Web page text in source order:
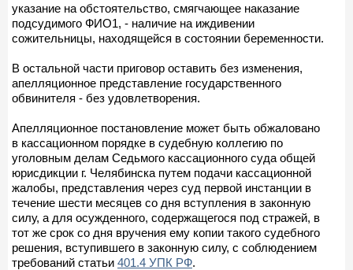
указание на обстоятельство, смягчающее наказание
подсудимого ФИО1, - наличие на иждивении
сожительницы, находящейся в состоянии беременности.
В остальной части приговор оставить без изменения,
апелляционное представление государственного
обвинителя - без удовлетворения.
Апелляционное постановление может быть обжаловано
в кассационном порядке в судебную коллегию по
уголовным делам Седьмого кассационного суда общей
юрисдикции г. Челябинска путем подачи кассационной
жалобы, представления через суд первой инстанции в
течение шести месяцев со дня вступления в законную
силу, а для осужденного, содержащегося под стражей, в
тот же срок со дня вручения ему копии такого судебного
решения, вступившего в законную силу, с соблюдением
требований статьи 401.4 УПК РФ.